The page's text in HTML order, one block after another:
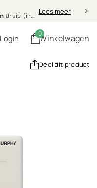
Professionele
Login Winkelwagen
0
Deel dit product